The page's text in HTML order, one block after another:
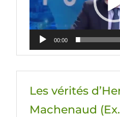
00:00
Les vérités
Machenaud